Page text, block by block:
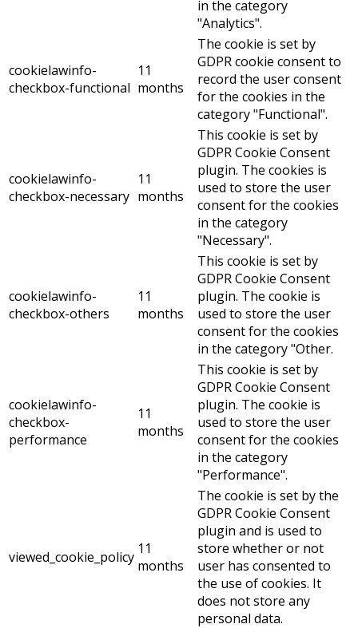
in the category
"Analytics".
cookielawinfo-
checkbox-functional
11
months
The cookie is set by
GDPR cookie consent to
record the user consent
for the cookies in the
category "Functional".
cookielawinfo-
checkbox-necessary
11
months
This cookie is set by
GDPR Cookie Consent
plugin. The cookies is
used to store the user
consent for the cookies
in the category
"Necessary".
cookielawinfo-
checkbox-others
11
months
This cookie is set by
GDPR Cookie Consent
plugin. The cookie is
used to store the user
consent for the cookies
in the category "Other.
cookielawinfo-
checkbox-
performance
11
months
This cookie is set by
GDPR Cookie Consent
plugin. The cookie is
used to store the user
consent for the cookies
in the category
"Performance".
viewed_cookie_policy 11
months
The cookie is set by the
GDPR Cookie Consent
plugin and is used to
store whether or not
user has consented to
the use of cookies. It
does not store any
personal data.